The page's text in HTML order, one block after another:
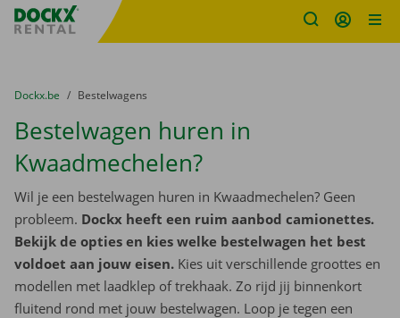
Fratello DEMO
U bevindt zich hier:
van
Dockx.be naar
Bestelwagens
Bestelwagen huren in
Kwaadmechelen?
Wil je een bestelwagen huren in Kwaadmechelen? Geen
probleem. Dockx heeft een ruim aanbod camionettes.
Bekijk de opties en kies welke bestelwagen het best
voldoet aan jouw eisen. Kies uit verschillende groottes en
modellen met laadklep of trekhaak. Zo rijd jij binnenkort
fluitend rond met jouw bestelwagen. Loop je tegen een